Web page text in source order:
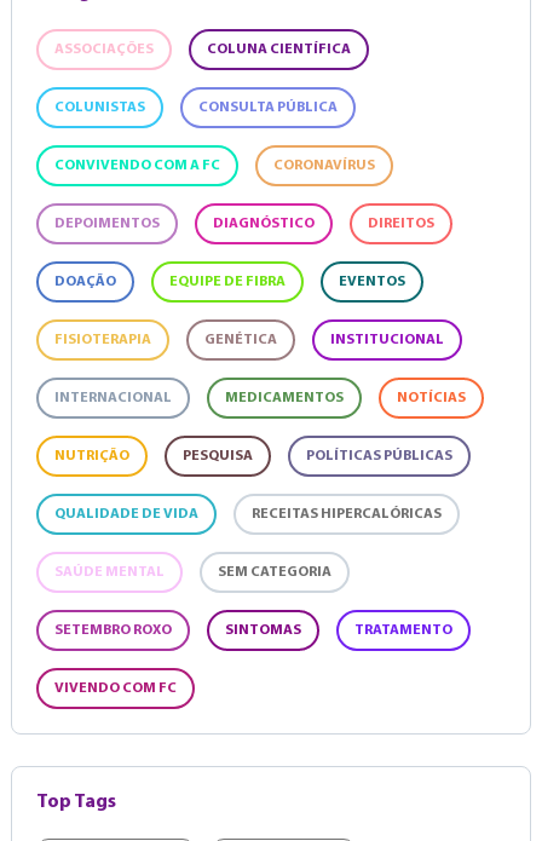
ASSOCIAÇÕES COLUNA CIENTÍFICA
COLUNISTAS CONSULTA PÚBLICA
CONVIVENDO COM A FC CORONAVÍRUS
DEPOIMENTOS DIAGNÓSTICO DIREITOS
DOAÇÃO EQUIPE DE FIBRA EVENTOS
FISIOTERAPIA GENÉTICA INSTITUCIONAL
INTERNACIONAL MEDICAMENTOS NOTÍCIAS
NUTRIÇÃO PESQUISA POLÍTICAS PÚBLICAS
QUALIDADE DE VIDA RECEITAS HIPERCALÓRICAS
SAÚDE MENTAL SEM CATEGORIA
SETEMBRO ROXO SINTOMAS TRATAMENTO
VIVENDO COM FC
Top Tags